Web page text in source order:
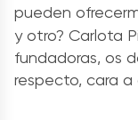
pueden
y otro? Carlota
fundadoras, os
respecto, cara a